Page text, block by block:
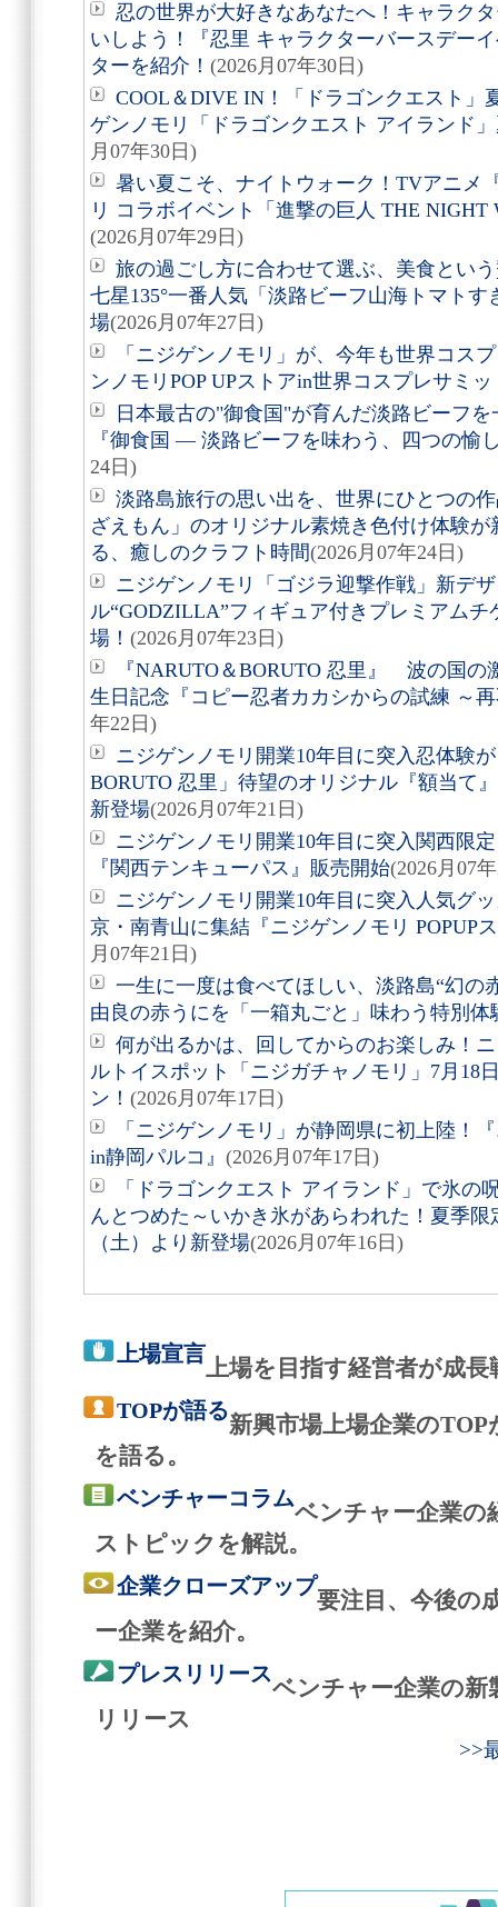
忍の世界が大好きなあなたへ！キャラク
いしよう！『忍里 キャラクターバースデー
ターを紹介！ (2026月07年30日)
COOL＆DIVE IN！「ドラゴンクエスト」
ゲンノモリ「ドラゴンクエスト アイランド
月07年30日)
暑い夏こそ、ナイトウォーク！TVアニメ
リ コラボイベント「進撃の巨人 THE
(2026月07年29日)
旅の過ごし方に合わせて選ぶ、美食とい
七星135°一番人気「淡路ビーフ山海トマト
場(2026月07年27日)
「ニジゲンノモリ」が、今年も世界コス
ンノモリPOP UPストアin世界コスプレサミッ
日本最古の"御食国"が育んだ淡路ビーフ
『御食国 ― 淡路ビーフを味わう、四つの愉
24日)
淡路島旅行の思い出を、世界にひとつの
ざえもん」のオリジナル素焼き色付け体験
る、癒しのクラフト時間(2026月07年24日)
ニジゲンノモリ「ゴジラ迎撃作戦」新デ
ル“GODZILLA”フィギュア付きプレミアム
場！ (2026月07年23日)
『NARUTO＆BORUTO 忍里』 波の国の
生日記念『コピー忍者カカシからの試練 ～
年22日)
ニジゲンノモリ開業10年目に突入忍体験
BORUTO 忍里」待望のオリジナル『額当て
新登場(2026月07年21日)
ニジゲンノモリ開業10年目に突入関西限
『関西テンキューパス』販売開始(2026月07
ニジゲンノモリ開業10年目に突入人気グ
京・南青山に集結『ニジゲンノモリ POPUP
月07年21日)
一生に一度は食べてほしい、淡路島“幻
由良の赤うにを「一箱丸ごと」味わう特別体
何が出るかは、回してからのお楽しみ！
ルトイスポット「ニジガチャノモリ」7月18
ン！ (2026月07年17日)
「ニジゲンノモリ」が静岡県に初上陸！
in静岡パルコ』 (2026月07年17日)
「ドラゴンクエスト アイランド」で氷の
んとつめた～いかき氷があらわれた！夏季
（土）より新登場(2026月07年16日)
上場宣言
上場を目指す経営者が成
TOPが語る
新興市場上場企業の
を語る。
ベンチャーコラム
ベンチャー企業の
ストピックを解説。
企業クローズアップ
要注目、今後の
ー企業を紹介。
プレスリリース
ベンチャー企業の新
リリース
>>